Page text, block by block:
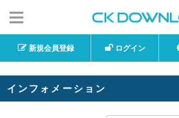
新規会員登録 ログイン
インフォメーション